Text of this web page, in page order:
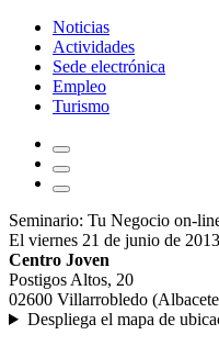
Noticias
Actividades
Sede electrónica
Empleo
Turismo
Seminario: Tu Negocio on-
El viernes 21 de junio de
Centro Joven
Postigos Altos, 20
02600 Villarrobledo
Despliega el mapa de